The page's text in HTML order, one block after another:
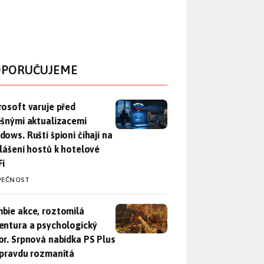
varuje před falešnými aktualizacemi Windows. Ruští
varuje před
aktualizacemi
Ruští špioni číhají na
hostů k hotelové
akce, roztomilá adventura a psychologický horor.
akce, roztomilá
a psychologický
Srpnová nabídka PS Plus
rozmanitá